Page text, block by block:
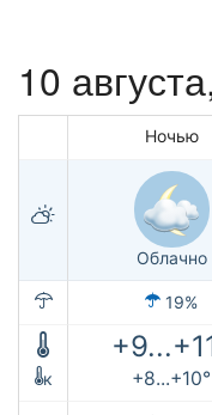
10
Ночью
Облачно
19%
к +8...+10°